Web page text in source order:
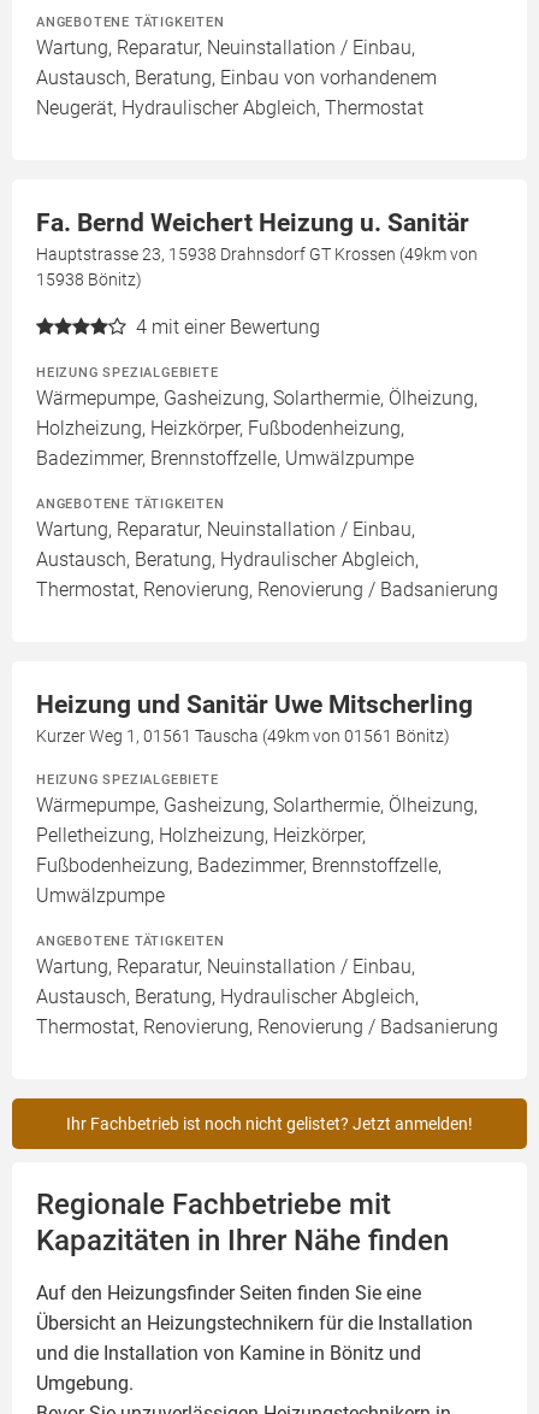
ANGEBOTENE TÄTIGKEITEN
Wartung, Reparatur, Neuinstallation / Einbau,
Austausch, Beratung, Einbau von vorhandenem
Neugerät, Hydraulischer Abgleich, Thermostat
Fa. Bernd Weichert Heizung u. Sanitär
Hauptstrasse 23, 15938 Drahnsdorf GT Krossen (49km von
15938 Bönitz)
4 mit einer Bewertung
HEIZUNG SPEZIALGEBIETE
Wärmepumpe, Gasheizung, Solarthermie, Ölheizung,
Holzheizung, Heizkörper, Fußbodenheizung,
Badezimmer, Brennstoffzelle, Umwälzpumpe
ANGEBOTENE TÄTIGKEITEN
Wartung, Reparatur, Neuinstallation / Einbau,
Austausch, Beratung, Hydraulischer Abgleich,
Thermostat, Renovierung, Renovierung / Badsanierung
Heizung und Sanitär Uwe Mitscherling
Kurzer Weg 1, 01561 Tauscha (49km von 01561 Bönitz)
HEIZUNG SPEZIALGEBIETE
Wärmepumpe, Gasheizung, Solarthermie, Ölheizung,
Pelletheizung, Holzheizung, Heizkörper,
Fußbodenheizung, Badezimmer, Brennstoffzelle,
Umwälzpumpe
ANGEBOTENE TÄTIGKEITEN
Wartung, Reparatur, Neuinstallation / Einbau,
Austausch, Beratung, Hydraulischer Abgleich,
Thermostat, Renovierung, Renovierung / Badsanierung
Ihr Fachbetrieb ist noch nicht gelistet? Jetzt anmelden!
Regionale Fachbetriebe mit
Kapazitäten in Ihrer Nähe finden
Auf den Heizungsfinder Seiten finden Sie eine
Übersicht an Heizungstechnikern für die Installation
und die Installation von Kamine in Bönitz und
Umgebung.